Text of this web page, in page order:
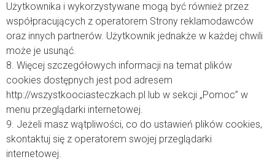
Użytkownika i wykorzystywane mogą być również przez
współpracujących z operatorem Strony reklamodawców
oraz innych partnerów. Użytkownik jednakże w każdej chwili
może je usunąć.
8. Więcej szczegółowych informacji na temat plików
cookies dostępnych jest pod adresem
http://wszystkoociasteczkach.pl lub w sekcji „Pomoc” w
menu przeglądarki internetowej.
9. Jeżeli masz wątpliwości, co do ustawień plików cookies,
skontaktuj się z operatorem swojej przeglądarki
internetowej.